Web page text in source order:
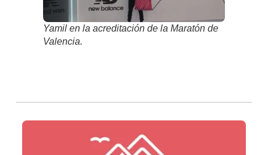
Yamil en la acreditación de la Maratón de
Valencia.